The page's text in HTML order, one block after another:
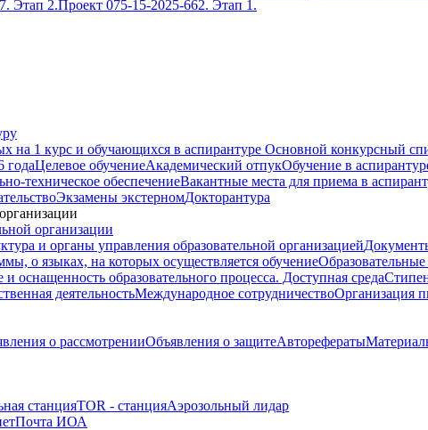
Этап 2.Проект 075-15-2025-662. Этап 1.
на 1 курс и обучающихся в аспирантуре Основной конкурсный
годаЦелевое обучениеАкадемический отпукОбучение в
техническое обеспечениеВакантные места для приема в
Экзамены экстерномДокторантура
организации
и органы управления образовательной организацией
о языках, на которых осуществляется обучение
и оснащенность образовательного процесса. Доступная среда
деятельностьМеждународное сотрудничествоОрганизация
о рассмотренииОбъявления о защитеАвторефераты
станцияTOR - станцияАэрозольный лидар
Почта ИОА